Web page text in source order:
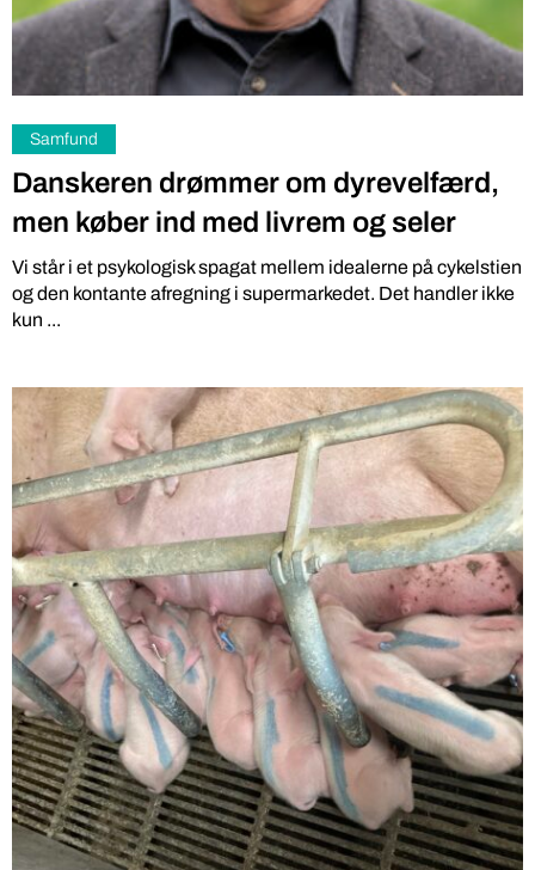
Samfund
Danskeren drømmer om dyrevelfærd,
men køber ind med livrem og seler
Vi står i et psykologisk spagat mellem idealerne på cykelstien
og den kontante afregning i supermarkedet. Det handler ikke
kun ...